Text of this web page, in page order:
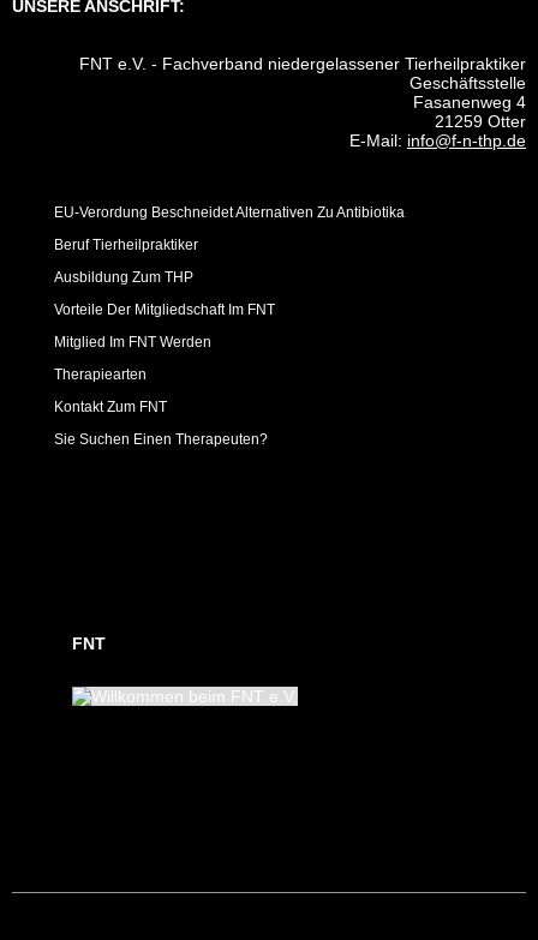
UNSERE ANSCHRIFT:
FNT e.V. - Fachverband niedergelassener Tierheilpraktiker
Geschäftsstelle
Fasanenweg 4
21259 Otter
E-Mail: info@f-n-thp.de
EU-Verordung Beschneidet Alternativen Zu Antibiotika
Beruf Tierheilpraktiker
Ausbildung Zum THP
Vorteile Der Mitgliedschaft Im FNT
Mitglied Im FNT Werden
Therapiearten
Kontakt Zum FNT
Sie Suchen Einen Therapeuten?
FNT